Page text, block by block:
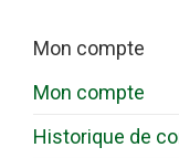
Mon compte
Mon compte
Historique de